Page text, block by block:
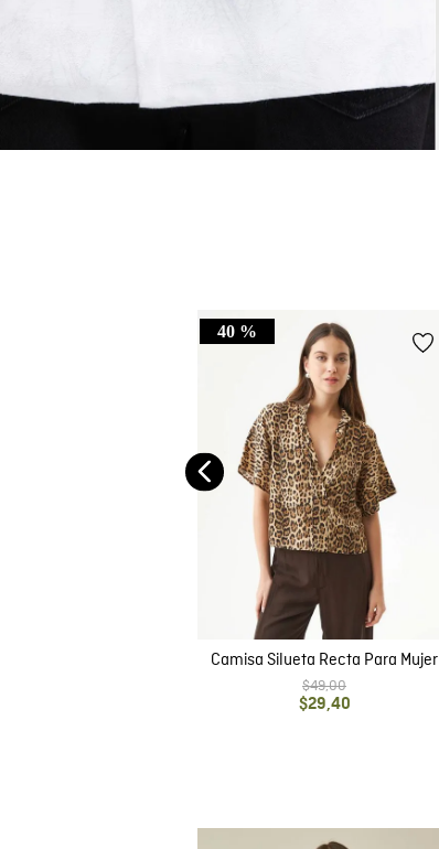
40 %
Camisa Silueta Recta Para Mujer
$49,00
$29,40